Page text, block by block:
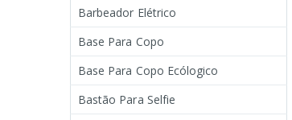
Barbeador Elétrico
Base Para Copo
Base Para Copo Ecólogico
Bastão Para Selfie